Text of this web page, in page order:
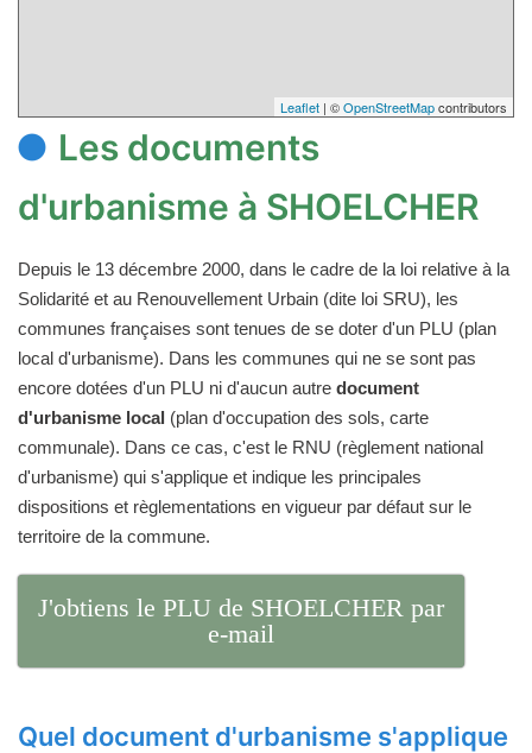
Leaflet | ©OpenStreetMapcontributors
Les documents
d'urbanisme à SHOELCHER
Depuis le 13 décembre 2000, dans le cadre de la loi relative à la
Solidarité et au Renouvellement Urbain (dite loi SRU), les
communes françaises sont tenues de se doter d'un PLU (plan
local d'urbanisme). Dans les communes qui ne se sont pas
encore dotées d'un PLU ni d'aucun autre document
d'urbanisme local (plan d'occupation des sols, carte
communale). Dans ce cas, c'est le RNU (règlement national
d'urbanisme) qui s'applique et indique les principales
dispositions et règlementations en vigueur par défaut sur le
territoire de la commune.
J'obtiens le PLU de SHOELCHER par
e-mail
Quel document d'urbanisme s'applique